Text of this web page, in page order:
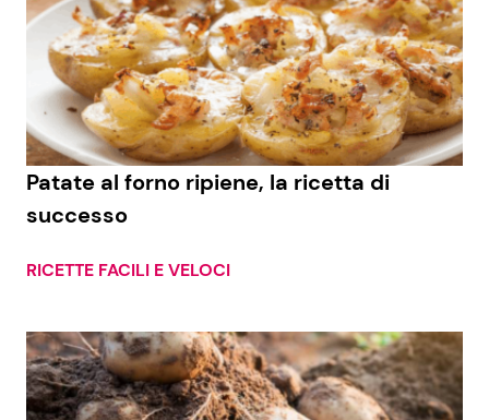
News benessere
Salute
Viaggi e Turismo
Festività
Primi Piatti
Ricette Facili e Veloci
Ricette Feste
Patate al forno ripiene, la ricetta di
successo
RICETTE FACILI E VELOCI